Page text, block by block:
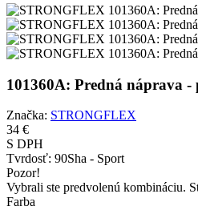
101360A: Predná náprava
Značka: STRONGFLEX
34 €
S DPH
Tvrdosť: 90Sha - Sport
Pozor!
Vybrali ste predvolenú kombináciu.
Farba